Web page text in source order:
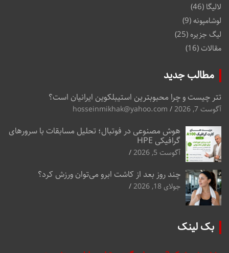
لالیگا (46)
لوشامپونه(9)
لیگ جزیره (25)
مقالات(16)
مطالب جدید
تتر چیست و چرا محبوبترین استیبلکوین ایرانیان است؟
آگوست 7, 2026 hosseinmikhak@yahoo.com
هوش مصنوعی در فوتبال؛ تحلیل مسابقات با سرورهای
گرافیکی HPE
آگوست 5, 2026
چند روز بعد از کاشت ابرو می‌توان ورزش کرد؟
جولای 18, 2026
بک لینک